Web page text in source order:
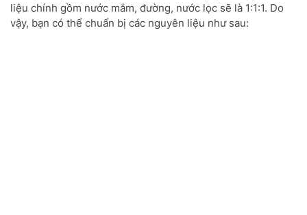
liệu chính gồm nước mắm, đường, nước lọc sẽ là 1:1:1. Do
vậy, bạn có thể chuẩn bị các nguyên liệu như sau: